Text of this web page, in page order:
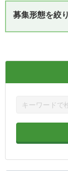
募集形態を絞